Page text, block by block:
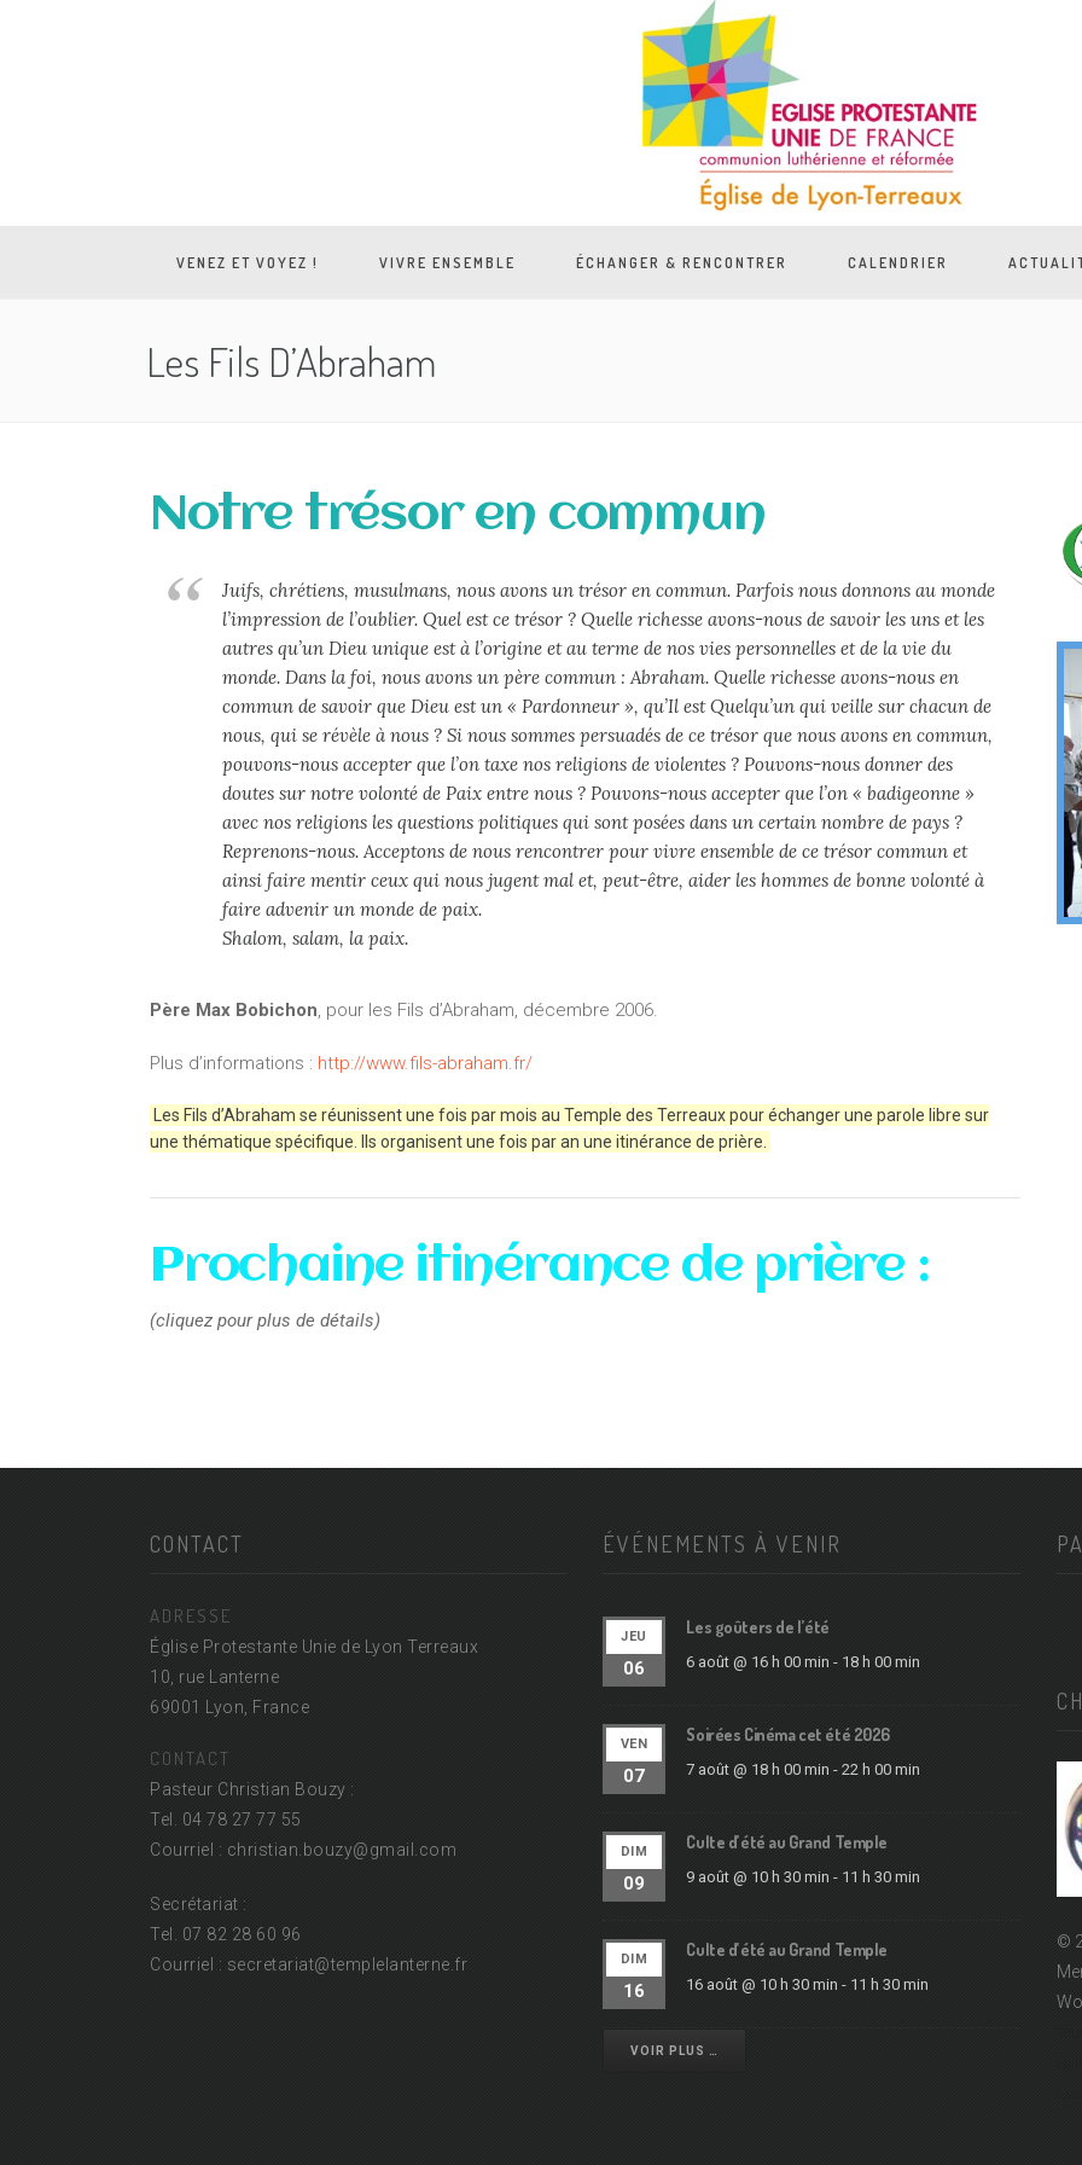
VENEZ ET VOYEZ ! VIVRE ENSEMBLE ÉCHANGER & RENCONTRER CALENDRIER
Les Fils D’Abraham
Notre trésor en commun
Juifs, chrétiens, musulmans, nous avons un trésor en commun. Parfois nous donnons au monde
l’impression de l’oublier. Quel est ce trésor ? Quelle richesse avons-nous de savoir les uns et les
autres qu’un Dieu unique est à l’origine et au terme de nos vies personnelles et de la vie du
monde. Dans la foi, nous avons un père commun : Abraham. Quelle richesse avons-nous en
commun de savoir que Dieu est un « Pardonneur », qu’Il est Quelqu’un qui veille sur chacun de
nous, qui se révèle à nous ? Si nous sommes persuadés de ce trésor que nous avons en commun,
pouvons-nous accepter que l’on taxe nos religions de violentes ? Pouvons-nous donner des
doutes sur notre volonté de Paix entre nous ? Pouvons-nous accepter que l’on « badigeonne »
avec nos religions les questions politiques qui sont posées dans un certain nombre de pays ?
Reprenons-nous. Acceptons de nous rencontrer pour vivre ensemble de ce trésor commun et
ainsi faire mentir ceux qui nous jugent mal et, peut-être, aider les hommes de bonne volonté à
faire advenir un monde de paix.
Shalom, salam, la paix.
Père Max Bobichon , pour les Fils d’Abraham, décembre 2006.
Plus d’informations : http://www.fils-abraham.fr/
Les Fils d’Abraham se réunissent une fois par mois au Temple des Terreaux pour échanger une parole libre sur
une thématique spécifique. Ils organisent une fois par an une itinérance de prière.
Prochaine itinérance de prière :
(cliquez pour plus de détails)
CONTACT
ADRESSE
Église Protestante Unie de Lyon Terreaux
10, rue Lanterne
69001 Lyon, France
CONTACT
Pasteur Christian Bouzy :
Tel. 04 78 27 77 55
Courriel : christian.bouzy@gmail.com
Secrétariat :
Tel. 07 82 28 60 96
Courriel : secretariat@templelanterne.fr
ÉVÉNEMENTS À VENIR
JEU
06
Les goûters de l’été
6 août @ 16 h 00 min - 18 h 00 min
VEN
07
Soirées Cinéma cet été 2026
7 août @ 18 h 00 min -22 h 00 min
DIM
09
Culte d’été au Grand Temple
9 août @ 10 h 30 min - 11 h 30 min
DIM
16
Culte d’été au Grand Temple
16 août @ 10 h 30 min - 11 h 30 min
VOIR PLUS …
©